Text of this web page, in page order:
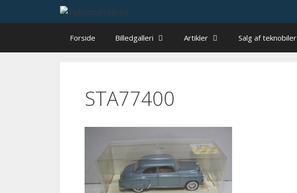
Forside Billedgalleri Artikler Salg af teknobiler
STA77400